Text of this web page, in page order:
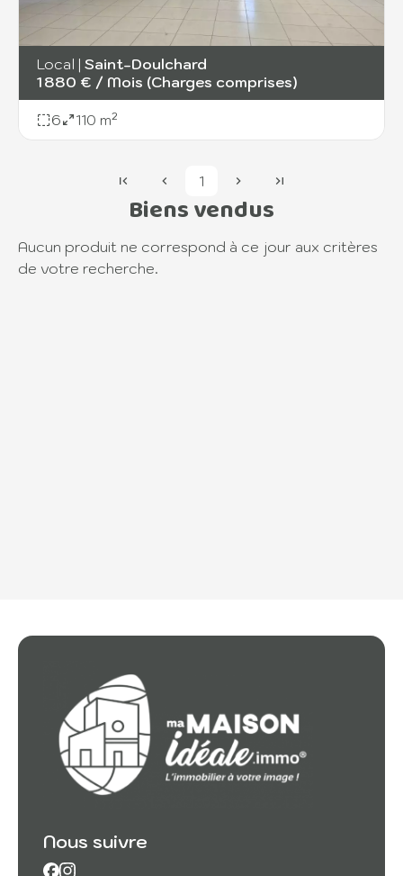
Local | Saint-Doulchard
1 880 € / Mois (Charges comprises)
6 110 m²
1
Biens vendus
Aucun produit ne correspond à ce jour aux critères
de votre recherche.
Nous suivre